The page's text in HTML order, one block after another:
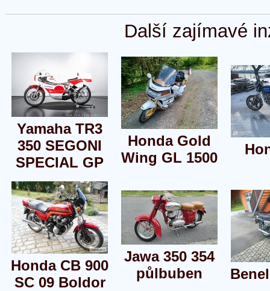
Další zajímavé
Yamaha TR3
350 SEGONI
SPECIAL GP
Honda Gold
Wing GL 1500
Honda CB 900
SC 09 Boldor
Jawa 350 354
půlbuben